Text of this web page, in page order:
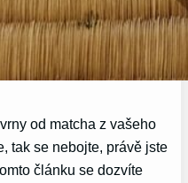
od matcha z vašeho
tak se nebojte, právě jste
článku se dozvíte